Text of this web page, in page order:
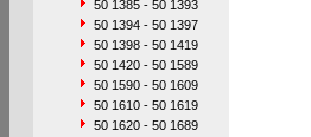
50 1385 - 50 1393
50 1394 - 50 1397
50 1398 - 50 1419
50 1420 - 50 1589
50 1590 - 50 1609
50 1610 - 50 1619
50 1620 - 50 1689